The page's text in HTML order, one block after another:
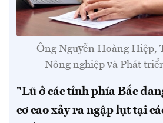
Ông Nguyễn Hoàng Hiệp,
Nông nghiệp và Phát
"Lũ ở các tỉnh phía Bắc
cơ cao xảy ra ngập lụt tại